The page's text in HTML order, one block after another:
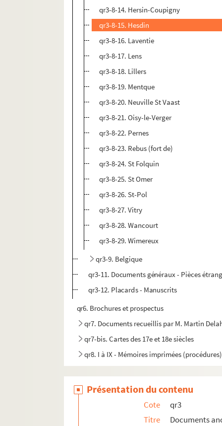
qr3-8-14. Hersin-Coupigny
qr3-8-15. Hesdin
qr3-8-16. Laventie
qr3-8-17. Lens
qr3-8-18. Lillers
qr3-8-19. Mentque
qr3-8-20. Neuville St Vaast
qr3-8-21. Oisy-le-Verger
qr3-8-22. Pernes
qr3-8-23. Rebus (fort de)
qr3-8-24. St Folquin
qr3-8-25. St Omer
qr3-8-26. St-Pol
qr3-8-27. Vitry
qr3-8-28. Wancourt
qr3-8-29. Wimereux
qr3-9. Belgique
qr3-11. Documents généraux - Pièces
qr3-12. Placards - Manuscrits
qr6. Brochures et prospectus
qr7. Documents recueillis par M. Martin
qr7-bis. Cartes des 17e et 18e siècles
qr8. I à IX - Mémoires imprimées
qr11. Factum issus du Don rombaut
qr4. Documents anciens : Arrondissement
Présentation du contenu
Cote
qr3
Titre
Documents